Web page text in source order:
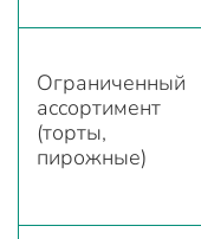
Ограниченный
ассортимент
(торты,
пирожные)